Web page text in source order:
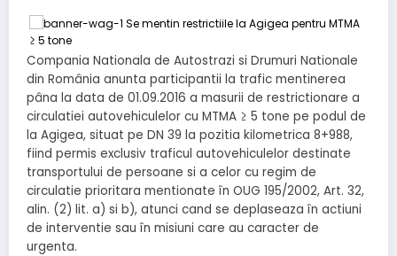
Compania Nationala de Autostrazi si Drumuri Nationale
din România anunta participantii la trafic mentinerea
pâna la data de 01.09.2016 a masurii de restrictionare a
circulatiei autovehiculelor cu MTMA ≥ 5 tone pe podul de
la Agigea, situat pe DN 39 la pozitia kilometrica 8+988,
fiind permis exclusiv traficul autovehiculelor destinate
transportului de persoane si a celor cu regim de
circulatie prioritara mentionate în OUG 195/2002, Art. 32,
alin. (2) lit. a) si b), atunci cand se deplaseaza în actiuni
de interventie sau în misiuni care au caracter de
urgenta.